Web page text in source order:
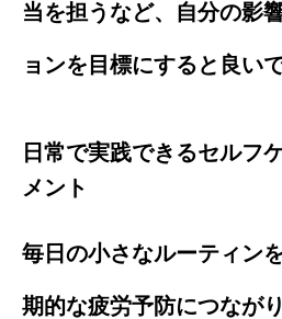
当を担うなど、自分の影
ョンを目標にすると良いで
日常で実践できるセルフ
メント
毎日の小さなルーティン
期的な疲労予防につなが